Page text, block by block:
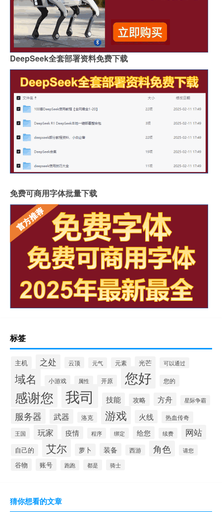
DeepSeek全套部署资料免费下载
免费可商用字体批量下载
标签
主机 之处 云顶 元气 元素 光芒 可以通过
域名 小游戏 属性 开原 您好 您的
感谢您 我司 技能 攻略 方舟 星际争霸
服务器 武器 洛克 游戏 火线 热血传奇
王国 玩家 疫情 程序 绑定 给您 续费 网站
自己的 艾尔 萝卜 装备 西游 角色 请您
谷物 账号 跑跑 都是 骑士
猜你想看的文章